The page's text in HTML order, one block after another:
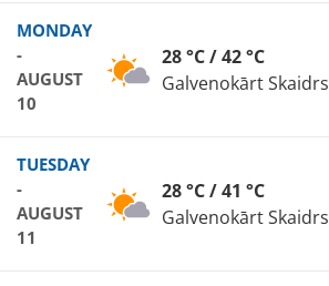
MONDAY
-
AUGUST
10
28 °C / 42 °C
Galvenokārt Skaidrs
TUESDAY
-
AUGUST
11
28 °C / 41 °C
Galvenokārt Skaidrs